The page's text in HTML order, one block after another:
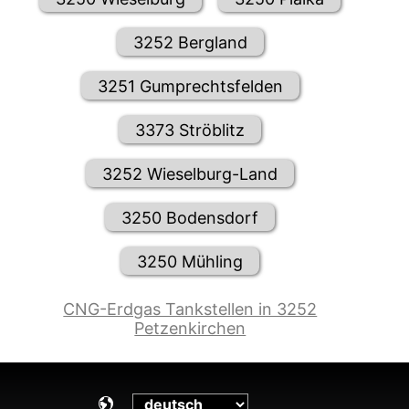
3252 Bergland
3251 Gumprechtsfelden
3373 Ströblitz
3252 Wieselburg-Land
3250 Bodensdorf
3250 Mühling
CNG-Erdgas Tankstellen in 3252
Petzenkirchen